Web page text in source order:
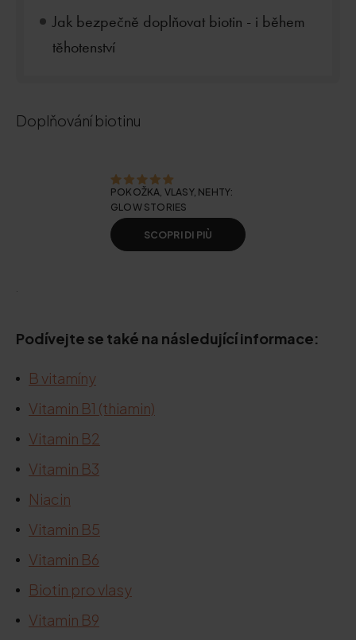
Jak bezpečně doplňovat biotin - i během
těhotenství
Doplňování biotinu
POKOŽKA, VLASY, NEHTY:
GLOW STORIES
SCOPRI DI PIÙ
Podívejte se také na následující informace:
B vitamíny
Vitamin B1 (thiamin)
Vitamin B2
Vitamin B3
Niacin
Vitamin B5
Vitamin B6
Biotin pro vlasy
Vitamin B9